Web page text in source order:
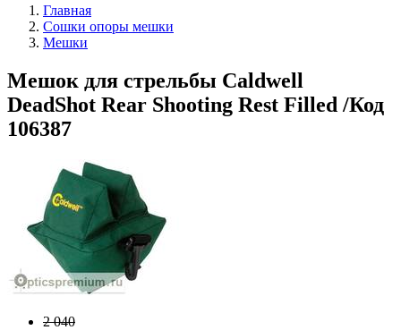
Главная
Сошки опоры мешки
Мешки
Мешок для стрельбы Caldwell
DeadShot Rear Shooting Rest Filled /Код
106387
2 040